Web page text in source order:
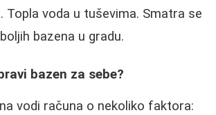
Topla voda u tuševima. Smatra se
bazena u gradu.
bazen za sebe?
vodi računa o nekoliko faktora: